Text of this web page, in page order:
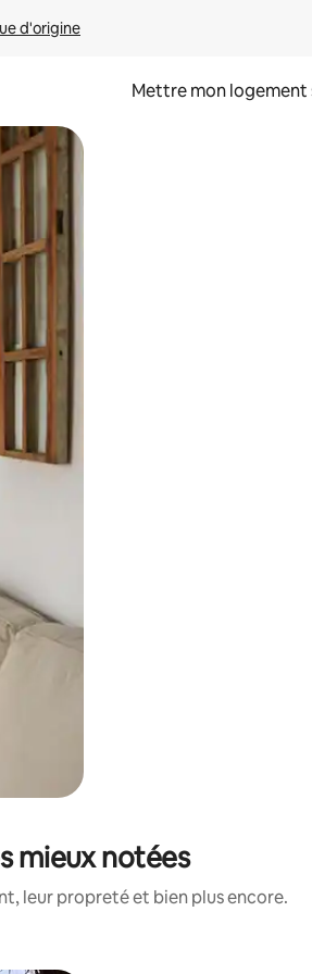
d'origine
Mettre mon logement
glisser.
mieux notées
leur propreté et bien plus encore.